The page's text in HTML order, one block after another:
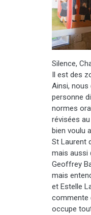
Silence,
Il est des
Ainsi, nous
personne
normes
révisées
bien voulu
St Laurent
mais aussi
Geoffrey
mais
et Estelle
commente
occupe